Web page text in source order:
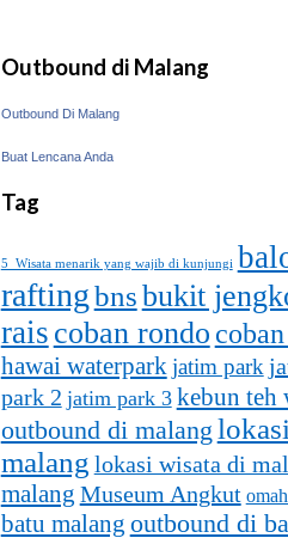
Outbound di Malang
Outbound Di Malang
Buat Lencana Anda
Tag
5 Wisata menarik yang wajib di kunjungi
raftingbnsbukit
rais coban rondo
hawai waterpark jatim park
park 2 jatim park 3 kebun teh
outbound di malang
malang lokasi wisata di
malang Museum Angkut
batu malang outbound di